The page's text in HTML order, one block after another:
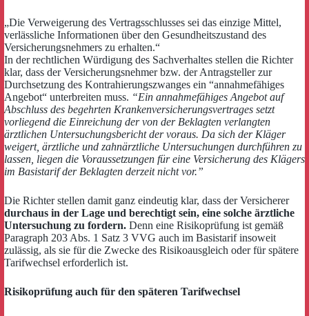
„Die Verweigerung des Vertragsschlusses sei das einzige Mittel,
verlässliche Informationen über den Gesundheitszustand des
Versicherungsnehmers zu erhalten.“
In der rechtlichen Würdigung des Sachverhaltes stellen die Richter
klar, dass der Versicherungsnehmer bzw. der Antragsteller zur
Durchsetzung des Kontrahierungszwanges ein “annahmefähiges
Angebot“ unterbreiten muss. “Ein annahmefähiges Angebot auf
Abschluss des begehrten Krankenversicherungsvertrages setzt
vorliegend die Einreichung der von der Beklagten verlangten
ärztlichen Untersuchungsbericht der voraus. Da sich der Kläger
weigert, ärztliche und zahnärztliche Untersuchungen durchführen zu
lassen, liegen die Voraussetzungen für eine Versicherung des Klägers
im Basistarif der Beklagten derzeit nicht vor.”
Die Richter stellen damit ganz eindeutig klar, dass der Versicherer
durchaus in der Lage und berechtigt sein, eine solche ärztliche
Untersuchung zu fordern. Denn eine Risikoprüfung ist gemäß
Paragraph 203 Abs. 1 Satz 3 VVG auch im Basistarif insoweit
zulässig, als sie für die Zwecke des Risikoausgleich oder für spätere
Tarifwechsel erforderlich ist.
Risikoprüfung auch für den späteren Tarifwechsel